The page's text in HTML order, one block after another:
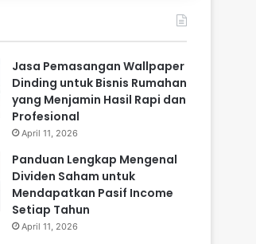
Jasa Pemasangan Wallpaper
Dinding untuk Bisnis Rumahan
yang Menjamin Hasil Rapi dan
Profesional
April 11, 2026
Panduan Lengkap Mengenal
Dividen Saham untuk
Mendapatkan Pasif Income
Setiap Tahun
April 11, 2026